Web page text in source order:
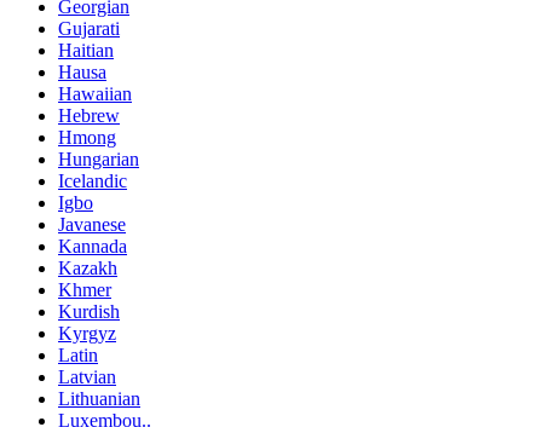
Georgian
Gujarati
Haitian
Hausa
Hawaiian
Hebrew
Hmong
Hungarian
Icelandic
Igbo
Javanese
Kannada
Kazakh
Khmer
Kurdish
Kyrgyz
Latin
Latvian
Lithuanian
Luxembou..